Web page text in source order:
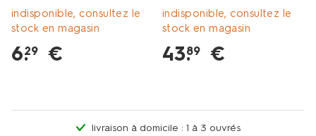
indisponible, consultez le
stock en magasin
6.
29 €
indisponible, consultez le
stock en magasin
43.
89 €
livraison à domicile : 1 à 3 ouvrés